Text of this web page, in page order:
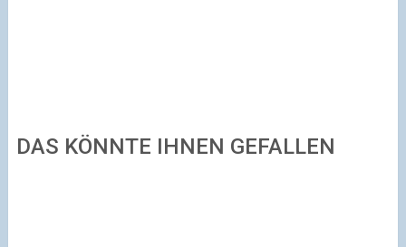
DAS KÖNNTE IHNEN GEFALLEN